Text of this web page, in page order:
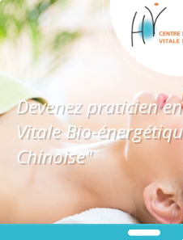
Devenez praticien
Vitale Bio-
Chinoise"